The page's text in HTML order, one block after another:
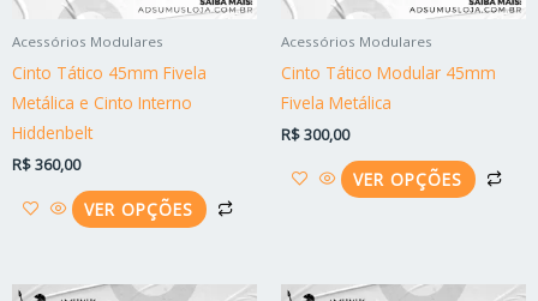
Acessórios Modulares
Cinto Tático 45mm Fivela
Metálica e Cinto Interno
Hiddenbelt
R$360,00
VER OPÇÕES
produto
Acessórios Modulares
Cinto Tático Modular 45mm
Fivela Metálica
R$300,00
VER OPÇÕES